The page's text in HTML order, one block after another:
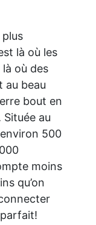
plus
là où les
où des
au beau
bout en
au
500
moins
qu’on
parfait!